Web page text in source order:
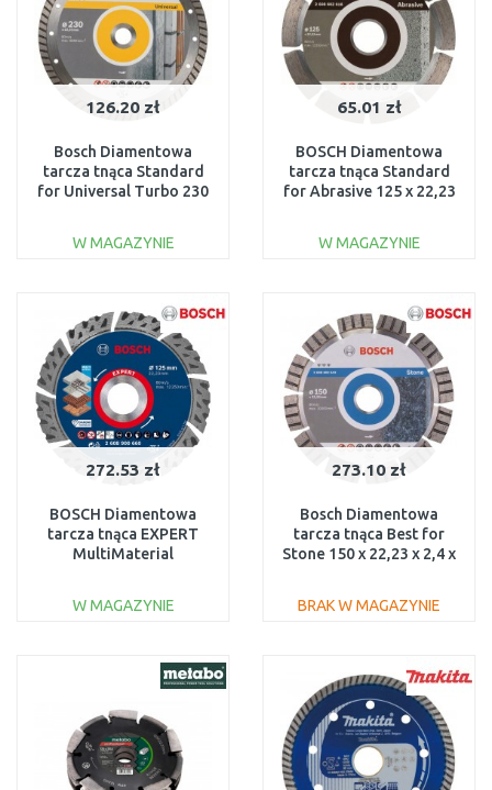
126.20 zł
Bosch Diamentowa
tarcza tnąca Standard
for Universal Turbo 230
W MAGAZYNIE
Do porównania
65.01 zł
BOSCH Diamentowa
tarcza tnąca Standard
for Abrasive 125 x 22,23
W MAGAZYNIE
Do porównania
272.53 zł
BOSCH Diamentowa
tarcza tnąca EXPERT
MultiMaterial
W MAGAZYNIE
Do porównania
273.10 zł
Bosch Diamentowa
tarcza tnąca Best for
Stone 150 x 22,23 x 2,4 x
BRAK W MAGAZYNIE
Do porównania